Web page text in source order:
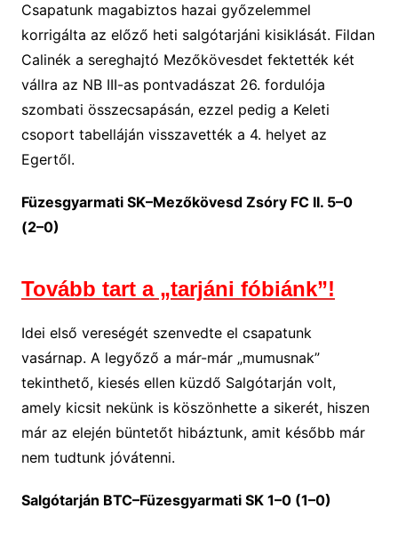
Csapatunk magabiztos hazai győzelemmel
korrigálta az előző heti salgótarjáni kisiklását. Fildan
Calinék a sereghajtó Mezőkövesdet fektették két
vállra az NB III-as pontvadászat 26. fordulója
szombati összecsapásán, ezzel pedig a Keleti
csoport tabelláján visszavették a 4. helyet az
Egertől.
Füzesgyarmati SK–Mezőkövesd Zsóry FC II. 5–0
(2–0)
Tovább tart a „tarjáni fóbiánk”!
Idei első vereségét szenvedte el csapatunk
vasárnap. A legyőző a már-már „mumusnak”
tekinthető, kiesés ellen küzdő Salgótarján volt,
amely kicsit nekünk is köszönhette a sikerét, hiszen
már az elején büntetőt hibáztunk, amit később már
nem tudtunk jóvátenni.
Salgótarján BTC–Füzesgyarmati SK 1–0 (1–0)